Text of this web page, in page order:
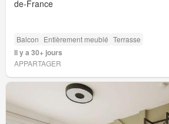
de-France
Balcon Entièrement meublé Terrasse
Il y a 30+ jours
APPARTAGER